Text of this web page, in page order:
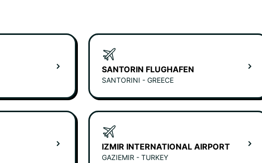
SANTORIN FLUGHAFEN
SANTORINI - GREECE
IZMIR INTERNATIONAL AIRPORT
GAZIEMIR - TURKEY